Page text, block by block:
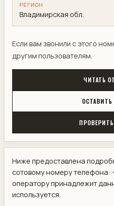
РЕГИОН
Владимирская обл.
Если вам звонили с этого
другим пользователям.
ЧИТАТЬ
ПРОВЕРИТЬ
Ниже предоставлена
сотовому номеру телефона:
оператору принадлежит
используется.